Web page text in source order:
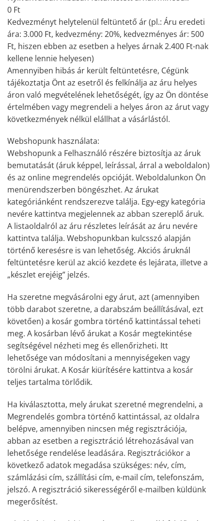
0 Ft
Kedvezményt helytelenül feltüntető ár (pl.: Áru eredeti
ára: 3.000 Ft, kedvezmény: 20%, kedvezményes ár: 500
Ft, hiszen ebben az esetben a helyes árnak 2.400 Ft-nak
kellene lennie helyesen)
Amennyiben hibás ár került feltüntetésre, Cégünk
tájékoztatja Önt az esetről és felkínálja az áru helyes
áron való megvételének lehetőségét, így az Ön döntése
értelmében vagy megrendeli a helyes áron az árut vagy
következmények nélkül elállhat a vásárlástól.
Webshopunk használata:
Webshopunk a Felhasználó részére biztosítja az áruk
bemutatását (áruk képpel, leírással, árral a weboldalon)
és az online megrendelés opcióját. Weboldalunkon Ön
menürendszerben böngészhet. Az árukat
kategóriánként rendszerezve találja. Egy-egy kategória
nevére kattintva megjelennek az abban szereplő áruk.
A listaoldalról az áru részletes leírását az áru nevére
kattintva találja. Webshopunkban kulcsszó alapján
történő keresésre is van lehetőség. Akciós áruknál
feltüntetésre kerül az akció kezdete és lejárata, illetve a
„készlet erejéig” jelzés.
Ha szeretne megvásárolni egy árut, azt (amennyiben
több darabot szeretne, a darabszám beállításával, ezt
követően) a kosár gombra történő kattintással teheti
meg. A kosárban lévő árukat a Kosár megtekintése
segítségével nézheti meg és ellenőrizheti. Itt
lehetősége van módosítani a mennyiségeken vagy
törölni árukat. A Kosár kiürítésére kattintva a kosár
teljes tartalma törlődik.
Ha kiválasztotta, mely árukat szeretné megrendelni, a
Megrendelés gombra történő kattintással, az oldalra
belépve, amennyiben nincsen még regisztrációja,
abban az esetben a regisztráció létrehozásával van
lehetősége rendelése leadására. Regisztrációkor a
következő adatok megadása szükséges: név, cím,
számlázási cím, szállítási cím, e-mail cím, telefonszám,
jelszó. A regisztráció sikerességéről e-mailben küldünk
megerősítést.